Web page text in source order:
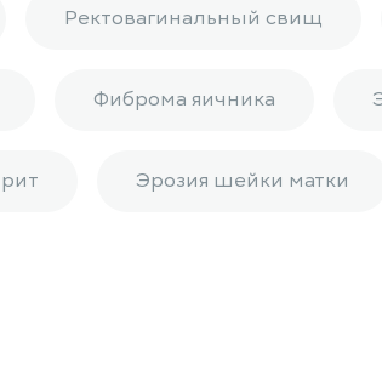
Ректовагинальный свищ
Фиброма яичника
Эрозия шейки матки